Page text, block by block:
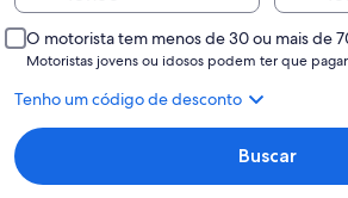
O motorista tem menos de 30 ou mais de
Motoristas jovens ou idosos podem ter que
Tenho um código de desconto
Buscar